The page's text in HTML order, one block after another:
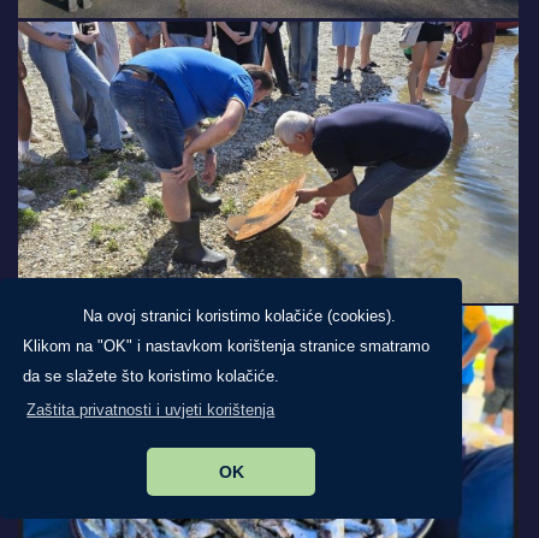
Na ovoj stranici koristimo kolačiće (cookies).
Klikom na "OK" i nastavkom korištenja stranice smatramo
da se slažete što koristimo kolačiće.
Zaštita privatnosti i uvjeti korištenja
OK